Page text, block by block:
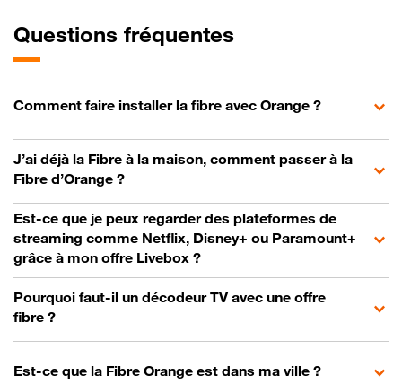
Questions fréquentes
Comment faire installer la fibre avec Orange ?
J’ai déjà la Fibre à la maison, comment passer à la
Fibre d’Orange ?
Est-ce que je peux regarder des plateformes de
streaming comme Netflix, Disney+ ou Paramount+
grâce à mon offre Livebox ?
Pourquoi faut-il un décodeur TV avec une offre
fibre ?
Est-ce que la Fibre Orange est dans ma ville ?